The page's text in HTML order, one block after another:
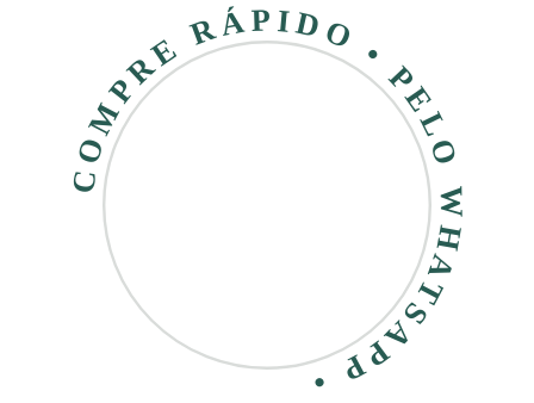
COMPRE RÁPIDO • PELO WHATSAPP •